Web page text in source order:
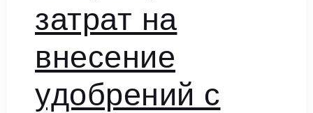
затрат на
внесение
удобрений с